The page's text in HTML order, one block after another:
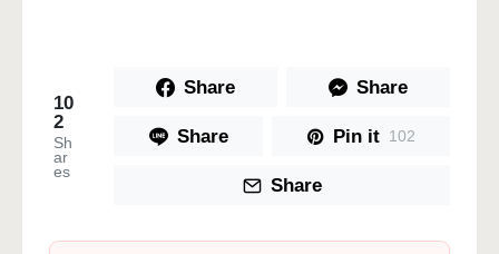
10
2
Sh
ar
es
Share Share
Share Pin it 102
Share